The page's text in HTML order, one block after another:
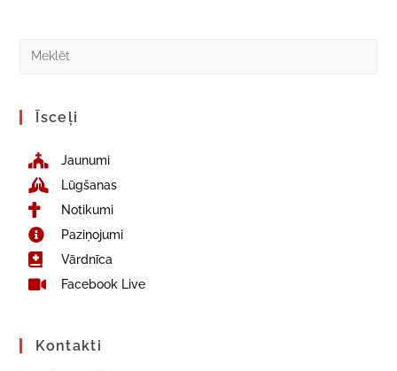
Īsceļi
Jaunumi
Lūgšanas
Notikumi
Paziņojumi
Vārdnīca
Facebook Live
Kontakti